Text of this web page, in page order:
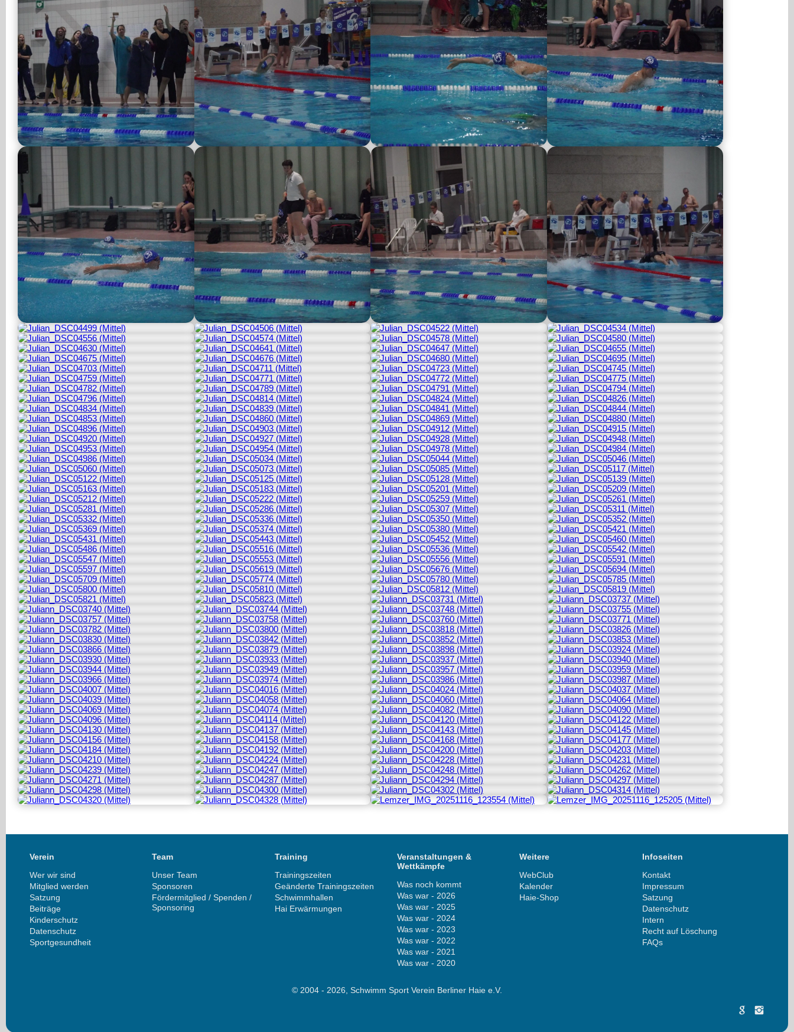
Verein
Wer wir sind
Mitglied werden
Satzung
Beiträge
Kinderschutz
Datenschutz
Sportgesundheit
Team
Unser Team
Sponsoren
Fördermitglied / Spenden /
Sponsoring
Training
Trainingszeiten
Geänderte Trainingszeiten
Schwimmhallen
Hai Erwärmungen
Veranstaltungen &
Wettkämpfe
Was noch kommt
Was war - 2026
Was war - 2025
Was war - 2024
Was war - 2023
Was war - 2022
Was war - 2021
Was war - 2020
Weitere
WebClub
Kalender
Haie-Shop
Infoseiten
Kontakt
Impressum
Satzung
Datenschutz
Intern
Recht auf Löschung
FAQs
© 2004 - 2026, Schwimm Sport Verein Berliner Haie e.V.